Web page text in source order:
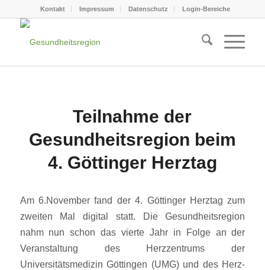
Kontakt Impressum Datenschutz Login-Bereiche
Teilnahme der
Gesundheitsregion beim
4. Göttinger Herztag
Am 6.November fand der 4. Göttinger Herztag zum
zweiten Mal digital statt. Die Gesundheitsregion
nahm nun schon das vierte Jahr in Folge an der
Veranstaltung des Herzzentrums der
Universitätsmedizin Göttingen (UMG) und des Herz-